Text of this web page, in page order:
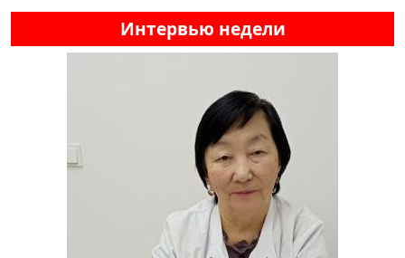
Интервью недели